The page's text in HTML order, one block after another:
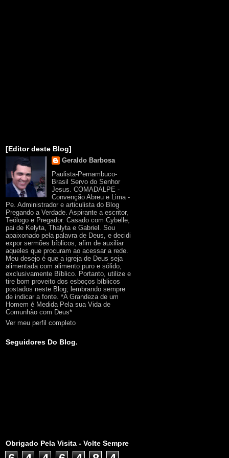
[Editor deste Blog]
Geraldo Barbosa
Paulista-Pernambuco-
Brasil Servo do Senhor
Jesus. COMADALPE -
Convenção Abreu e Lima -
Pe. Administrador e articulista do Blog
Pregando a Verdade. Aspirante a escritor,
Teólogo e Pregador. Casado com Cybelle,
pai de Kelyta, Thalyta e Gabriel. Sou
apaixonado pela palavra de Deus, e decidi
expor sermões bíblicos, afim de auxiliar
aqueles que procuram ao acessar a rede.
Meu desejo é que a igreja de Deus seja
alimentada com alimento puro e sólido,
exclusivamente Bíblico. Portanto, utilize e
tire bom proveito dos esboços bíblicos
postados neste Blog; lembrando sempre
de indicar a fonte. *A Grandeza de um
Homem é Medida Pela sua Vida de
Comunhão com Deus*
Ver meu perfil completo
Seguidores Do Blog.
Obrigado Pela Visita - Volte Sempre